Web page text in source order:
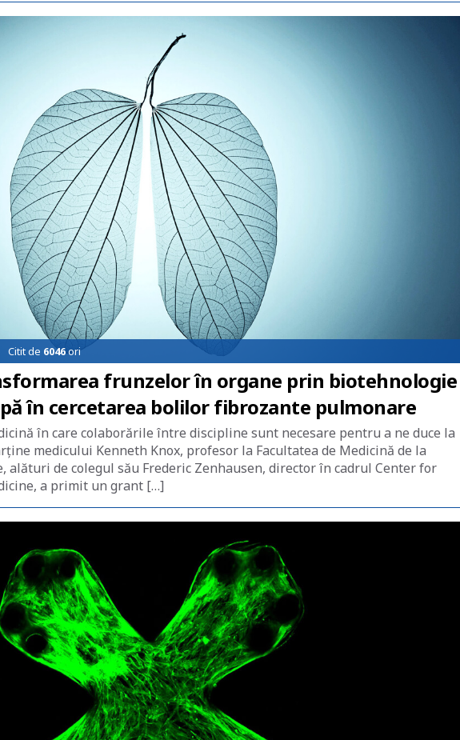
Citit de 6046ori
frunzelor în organe prin biotehnologie
în cercetarea bolilor fibrozante pulmonare
în care colaborările între discipline sunt necesare pentru a ne duce la
medicului Kenneth Knox, profesor la Facultatea de Medicină de la
alături de colegul său Frederic Zenhausen, director în cadrul Center for
a primit un grant […]